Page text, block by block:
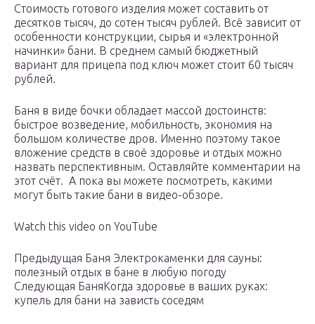
Стоимость готового изделия может составить от
десятков тысяч, до сотен тысяч рублей. Всё зависит от
особенности конструкции, сырья и «электронной
начинки» бани. В среднем самый бюджетный
вариант для прицепа под ключ может стоит 60 тысяч
рублей.
Баня в виде бочки обладает массой достоинств:
быстрое возведение, мобильность, экономия на
большом количестве дров. Именно поэтому такое
вложение средств в своё здоровье и отдых можно
назвать перспективным. Оставляйте комментарии на
этот счёт. А пока вы можете посмотреть, какими
могут быть такие бани в видео-обзоре.
Watch this video on YouTube
Предыдущая Баня Электрокаменки для сауны:
полезный отдых в бане в любую погоду
Следующая БаняКогда здоровье в ваших руках:
купель для бани на зависть соседям